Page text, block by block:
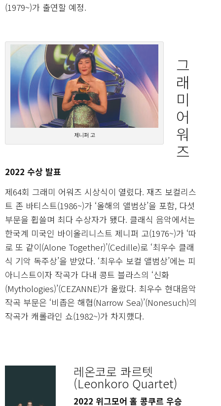
(1979~)가 출연할 예정.
제니퍼 고
그
래
미
어
워
즈
2022 수상 발표
제64회 그래미 어워즈 시상식이 열렸다. 재즈 보컬리스
트 존 바티스트(1986~)가 ‘올해의 앨범상’을 포함, 다섯
부문을 휩쓸며 최다 수상자가 됐다. 클래식 음악에서는
한국계 미국인 바이올리니스트 제니퍼 고(1976~)가 ‘따
로 또 같이(Alone Together)’(Cedille)로 ‘최우수 클래
식 기악 독주상’을 받았다. ‘최우수 보컬 앨범상’에는 피
아니스트이자 작곡가 다내 콩트 블라스의 ‘신화
(Mythologies)’(CEZANNE)가 올랐다. 최우수 현대음악
작곡 부문은 ‘비좁은 해협(Narrow Sea)’(Nonesuch)의
작곡가 캐롤라인 쇼(1982~)가 차지했다.
레온코로 콰르텟
(Leonkoro Quartet)
2022 위그모어 홀 콩쿠르 우승